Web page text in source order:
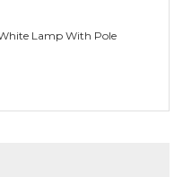
Lamp With Pole
açıklamalarında ve